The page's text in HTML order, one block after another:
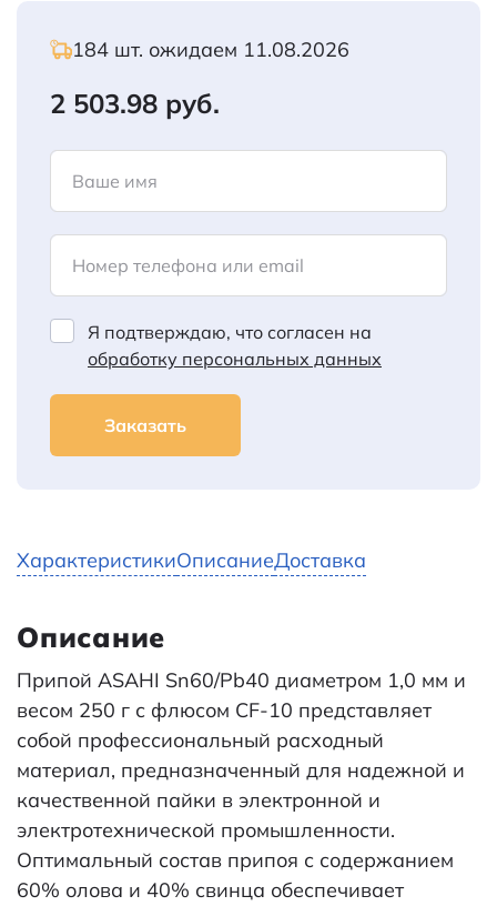
184 шт. ожидаем 11.08.2026
2 503.98 руб.
Ваше имя
Номер телефона или email
Я подтверждаю, что согласен на
обработку персональных данных
Заказать
ХарактеристикиОписаниеДоставка
Описание
Припой ASAHI Sn60/Pb40 диаметром 1,0 мм и
весом 250 г с флюсом CF-10 представляет
собой профессиональный расходный
материал, предназначенный для надежной и
качественной пайки в электронной и
электротехнической промышленности.
Оптимальный состав припоя с содержанием
60% олова и 40% свинца обеспечивает